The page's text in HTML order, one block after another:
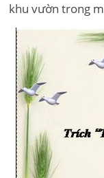
khu vườn trong